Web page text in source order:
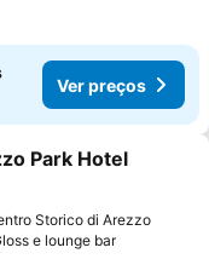
Ver preços
aos favoritos
Park Hotel
Storico di Arezzo
e lounge bar